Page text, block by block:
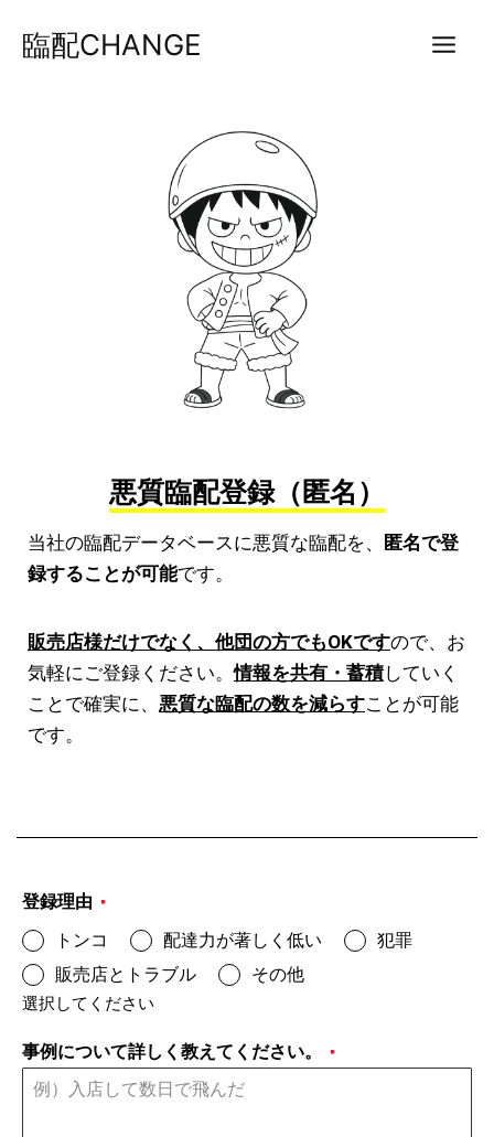
臨配CHANGE
悪質臨配登録（匿名）
当社の臨配データベースに悪質な臨配を、
匿名で登
録することが可能です。
販売店様だけでなく、他団の方でもOKですので、お
気軽にご登録ください。情報を共有・蓄積していく
ことで確実に、 悪質な臨配の数を減らすことが可能
です。
登録理由 *
トンコ 配達力が著しく低い
犯罪
販売店とトラブル
その他
選択してください
事例について詳しく教えてください。 *